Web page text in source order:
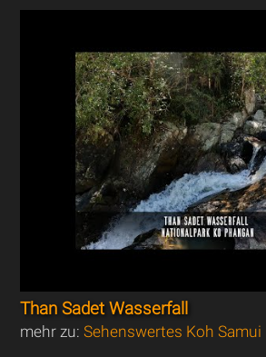
Than Sadet Wasserfall
mehr zu:Sehenswertes Koh Samui